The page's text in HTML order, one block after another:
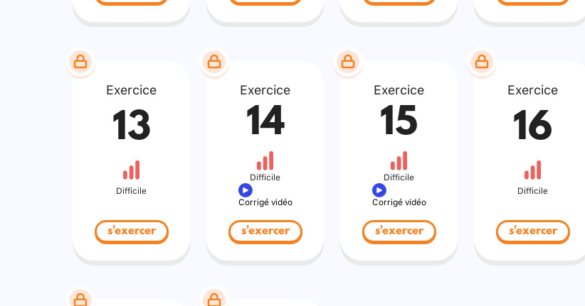
Exercice
13
Difficile
s'exercer
Exercice
14
Difficile
Corrigé vidéo
s'exercer
Exercice
15
Difficile
Corrigé vidéo
s'exercer
Exercice
16
Difficile
s'exercer